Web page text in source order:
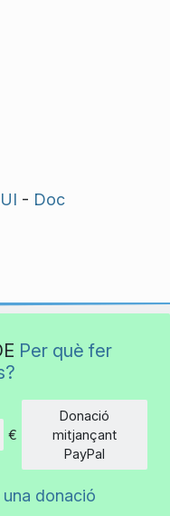
- Doc
Per què fer
€
Donació
mitjançant
PayPal
donació